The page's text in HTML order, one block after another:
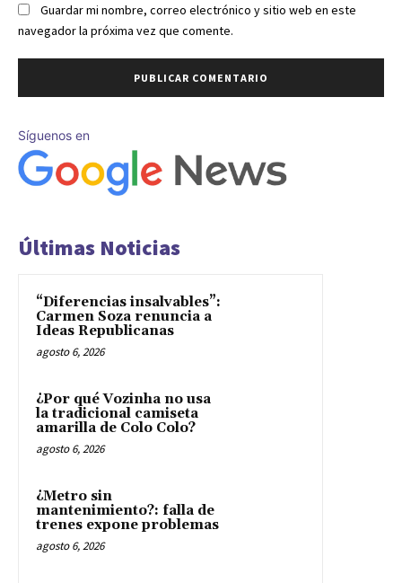
Guardar mi nombre, correo electrónico y sitio web en este
navegador la próxima vez que comente.
Síguenos en
Últimas Noticias
“Diferencias insalvables”:
Carmen Soza renuncia a
Ideas Republicanas
agosto 6, 2026
¿Por qué Vozinha no usa
la tradicional camiseta
amarilla de Colo Colo?
agosto 6, 2026
¿Metro sin
mantenimiento?: falla de
trenes expone problemas
agosto 6, 2026